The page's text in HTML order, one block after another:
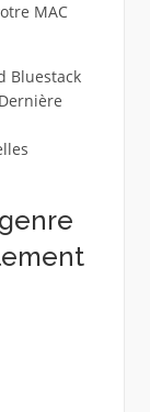
MAC
Bluestack